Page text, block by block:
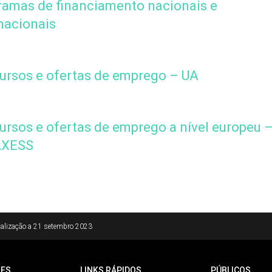
de financiamento nacionais e
e ofertas de emprego – UA
e ofertas de emprego a nível europeu –
a 21 setembro 2023